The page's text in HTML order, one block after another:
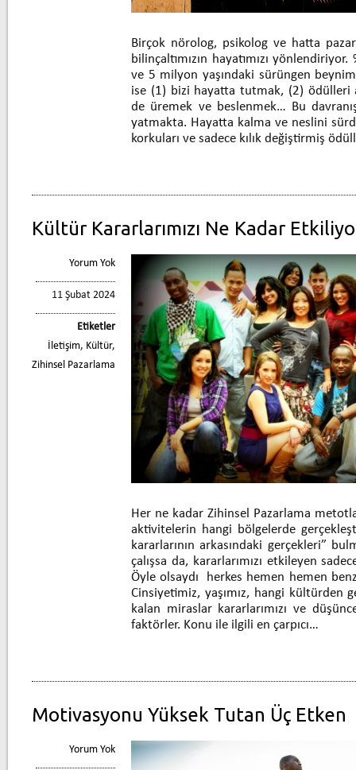
Birçok nörolog, psikolog ve hatta
bilinçaltımızın hayatımızı
ve 5 milyon yaşındaki sürüngen
ise (1) bizi hayatta tutmak, (2)
de üremek ve beslenmek… Bu
yatmakta. Hayatta kalma ve neslini
korkuları ve sadece kılık değiştirmiş
Kültür Kararlarımızı Ne Kadar
Yorum Yok
11 Şubat 2024
Etiketler
İletişim, Kültür,
Zihinsel Pazarlama
Her ne kadar Zihinsel Pazarlama
aktivitelerin hangi bölgelerde
kararlarının arkasındaki gerçekleri”
çalışsa da, kararlarımızı etkileyen
Öyle olsaydı herkes hemen hemen
Cinsiyetimiz, yaşımız, hangi kültürden
kalan miraslar kararlarımızı ve
faktörler. Konu ile ilgili en çarpıcı…
Motivasyonu Yüksek Tutan Üç Etken
Yorum Yok